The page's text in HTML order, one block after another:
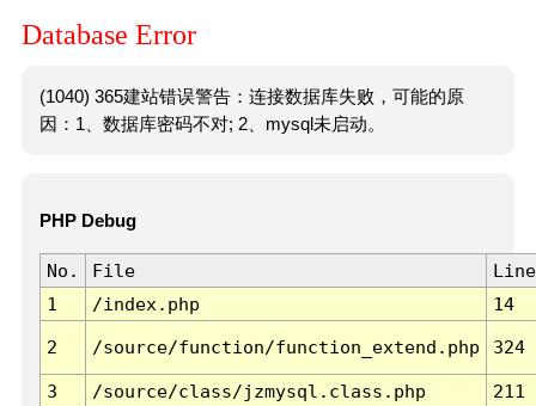
Database Error
(1040) 365建站错误警告：连接数据库失败，可能的原
因：1、数据库密码不对; 2、mysql未启动。
PHP Debug
No. File
Line
1
/index.php 14
2 /source/function/function_extend.php 324
3 /source/class/jzmysql.class.php
211